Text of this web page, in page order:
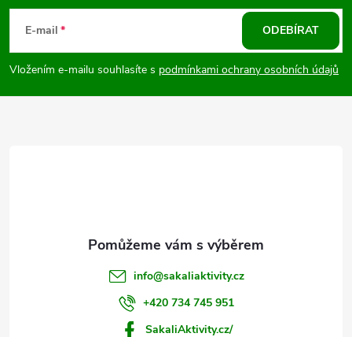
p
a
E-mail
Vložením e-mailu souhlasíte s podmínkami ochrany osobních údajů
ODEBÍRAT
info@sakaliaktivity.cz
+420 734 745 951
SakaliAktivity.cz/